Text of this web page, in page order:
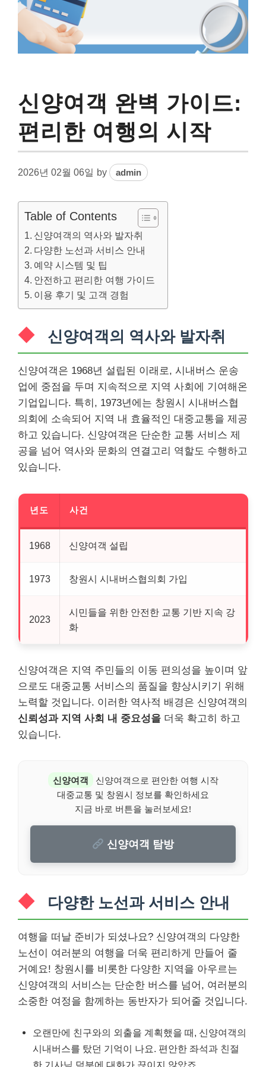
신양여객 완벽 가이드:
편리한 여행의 시작
2026년 02월 06일 by admin
Table of Contents
신양여객의 역사와 발자취
다양한 노선과 서비스 안내
예약 시스템 및 팁
안전하고 편리한 여행 가이드
이용 후기 및 고객 경험
신양여객의 역사와 발자취
신양여객은 1968년 설립된 이래로, 시내버스 운송
업에 중점을 두며 지속적으로 지역 사회에 기여해온
기업입니다. 특히, 1973년에는 창원시 시내버스협
의회에 소속되어 지역 내 효율적인 대중교통을 제공
하고 있습니다. 신양여객은 단순한 교통 서비스 제
공을 넘어 역사와 문화의 연결고리 역할도 수행하고
있습니다.
년도 사건
1968 신양여객 설립
1973 창원시 시내버스협의회 가입
2023
시민들을 위한 안전한 교통 기반 지속 강
화
신양여객은 지역 주민들의 이동 편의성을 높이며 앞
으로도 대중교통 서비스의 품질을 향상시키기 위해
노력할 것입니다. 이러한 역사적 배경은 신양여객의
신뢰성과 지역 사회 내 중요성을 더욱 확고히 하고
있습니다.
신양여객
신양여객으로 편안한 여행 시작
대중교통 및 창원시 정보를 확인하세요
지금 바로 버튼을 눌러보세요!
신양여객 탐방
다양한 노선과 서비스 안내
여행을 떠날 준비가 되셨나요? 신양여객의 다양한
노선이 여러분의 여행을 더욱 편리하게 만들어 줄
거예요! 창원시를 비롯한 다양한 지역을 아우르는
신양여객의 서비스는 단순한 버스를 넘어, 여러분의
소중한 여정을 함께하는 동반자가 되어줄 것입니다.
오랜만에 친구와의 외출을 계획했을 때, 신양여객의
시내버스를 탔던 기억이 나요. 편안한 좌석과 친절
한 기사님 덕분에 대화가 끊이지 않았죠.